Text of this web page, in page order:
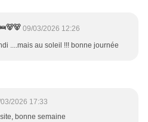
09/03/2026 12:26
....mais au soleil !!! bonne journée
2026 17:33
bonne semaine